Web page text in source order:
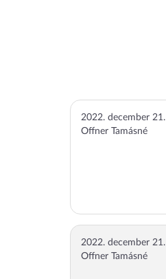
2022. december 21.
Offner Tamásné
2022. december 21.
Offner Tamásné